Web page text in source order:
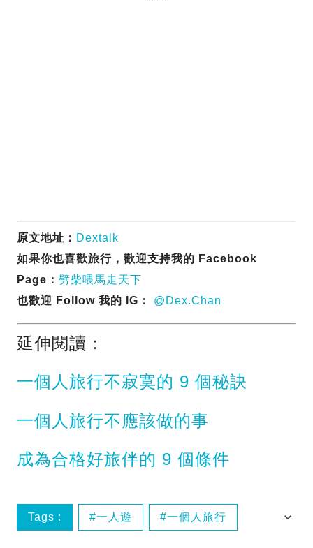
原文地址： Dextalk
如果你也喜歡旅行，歡迎支持我的 Facebook
Page： 劈柴喂馬走天下
也歡迎 Follow 我的 IG： @Dex.Chan
延伸閱讀：
一個人旅行不寂寞的 9 個秘訣
一個人旅行不應該做的事
成為合格好旅伴的 9 個條件
Tags : 一人遊 一個人旅行